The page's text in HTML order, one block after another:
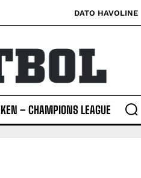
DATO HAVOLINE
– CHAMPIONS LEAGUE